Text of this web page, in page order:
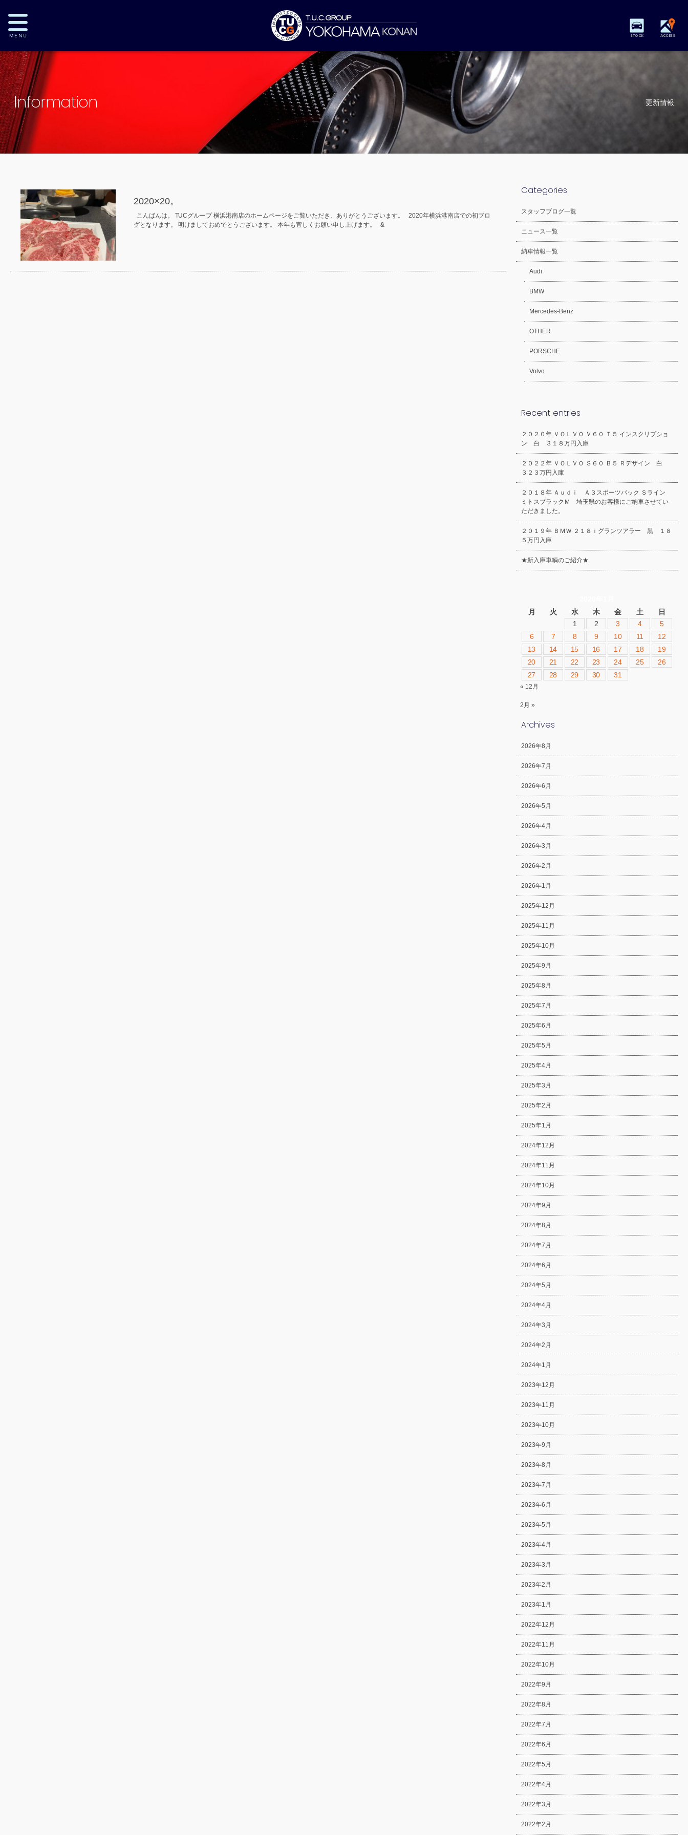
STOCK ACCESS
Information 更新情報
2020×20。
こんばんは。 TUCグループ 横浜港南店のホームページをご覧いただき、ありがとうございます。 2020年横浜港南店での初ブロ
グとなります。 明けましておめでとうございます。 本年も宜しくお願い申し上げます。 &
Categories
スタッフブログ一覧
ニュース一覧
納車情報一覧
Audi
BMW
Mercedes-Benz
OTHER
PORSCHE
Volvo
Recent entries
２０２０年 ＶＯＬＶＯ Ｖ６０ Ｔ５ インスクリプショ
ン 白 ３１８万円入庫
２０２２年 ＶＯＬＶＯ Ｓ６０ Ｂ５ Ｒデザイン 白
３２３万円入庫
２０１８年 Ａｕｄｉ Ａ３スポーツバック Ｓライン
ミトスブラックＭ 埼玉県のお客様にご納車させてい
ただきました。
２０１９年 ＢＭＷ ２１８ｉグランツアラー 黒 １８
５万円入庫
★新入庫車輌のご紹介★
月
火 水 木 金 土
日
1
2 3 4
5
6
7 8 9 10 11
12
13
14 15 16 17 18
19
20
21 22 23 24 25
26
27
28 29 30 31
« 12月
2月 »
Archives
2026年8月
2026年7月
2026年6月
2026年5月
2026年4月
2026年3月
2026年2月
2026年1月
2025年12月
2025年11月
2025年10月
2025年9月
2025年8月
2025年7月
2025年6月
2025年5月
2025年4月
2025年3月
2025年2月
2025年1月
2024年12月
2024年11月
2024年10月
2024年9月
2024年8月
2024年7月
2024年6月
2024年5月
2024年4月
2024年3月
2024年2月
2024年1月
2023年12月
2023年11月
2023年10月
2023年9月
2023年8月
2023年7月
2023年6月
2023年5月
2023年4月
2023年3月
2023年2月
2023年1月
2022年12月
2022年11月
2022年10月
2022年9月
2022年8月
2022年7月
2022年6月
2022年5月
2022年4月
2022年3月
2022年2月